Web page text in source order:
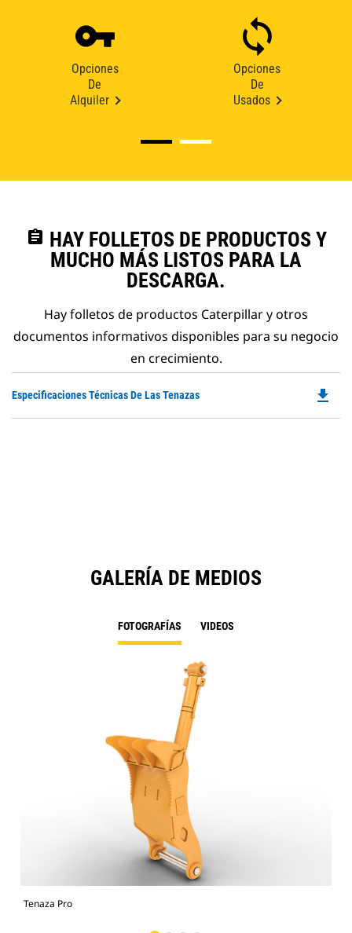
Opciones
De
Alquiler
Opciones
De
Usados
assignment HAY FOLLETOS DE PRODUCTOS Y
MUCHO MÁS LISTOS PARA LA
DESCARGA.
Hay folletos de productos Caterpillar y otros
documentos informativos disponibles para su negocio
en crecimiento.
Especificaciones Técnicas De Las Tenazas file_download
GALERÍA DE MEDIOS
FOTOGRAFÍAS VIDEOS
Tenaza Pro